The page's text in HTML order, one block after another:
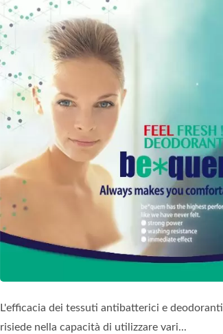
L'efficacia dei tessuti antibatterici e deodoranti
risiede nella capacità di utilizzare vari...